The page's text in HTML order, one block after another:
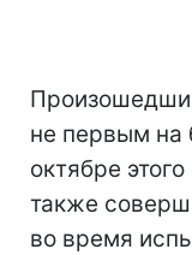
не первым на
октябре
также
во время